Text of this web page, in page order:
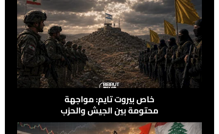
خاص بيروت تايم: مواجهة
محتومة بين الجيش والحزب
في علي الطاهر